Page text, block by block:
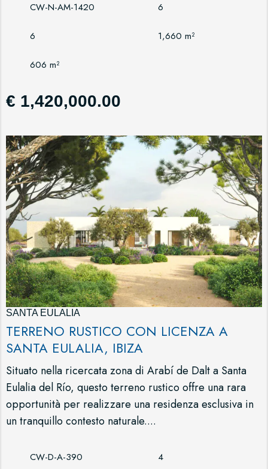
CW-N-AM-1420 6
6 1,660 m²
606 m²
€ 1,420,000.00
SANTA EULALIA
TERRENO RUSTICO CON LICENZA A
SANTA EULALIA, IBIZA
Situato nella ricercata zona di Arabí de Dalt a Santa
Eulalia del Río, questo terreno rustico offre una rara
opportunità per realizzare una residenza esclusiva in
un tranquillo contesto naturale....
CW-D-A-390 4